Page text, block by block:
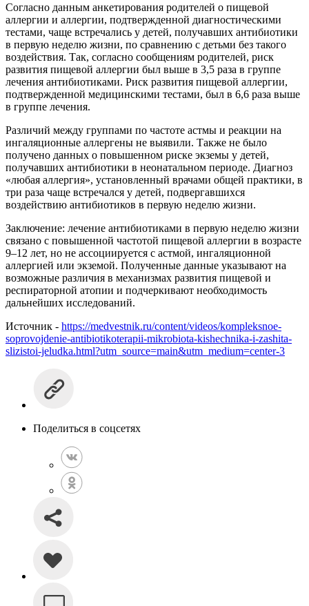
Согласно данным анкетирования родителей о пищевой
аллергии и аллергии, подтвержденной диагностическими
тестами, чаще встречались у детей, получавших антибиотики
в первую неделю жизни, по сравнению с детьми без такого
воздействия. Так, согласно сообщениям родителей, риск
развития пищевой аллергии был выше в 3,5 раза в группе
лечения антибиотиками. Риск развития пищевой аллергии,
подтвержденной медицинскими тестами, был в 6,6 раза выше
в группе лечения.
Различий между группами по частоте астмы и реакции на
ингаляционные аллергены не выявили. Также не было
получено данных о повышенном риске экземы у детей,
получавших антибиотики в неонатальном периоде. Диагноз
«любая аллергия», установленный врачами общей практики, в
три раза чаще встречался у детей, подвергавшихся
воздействию антибиотиков в первую неделю жизни.
Заключение: лечение антибиотиками в первую неделю жизни
связано с повышенной частотой пищевой аллергии в возрасте
9–12 лет, но не ассоциируется с астмой, ингаляционной
аллергией или экземой. Полученные данные указывают на
возможные различия в механизмах развития пищевой и
респираторной атопии и подчеркивают необходимость
дальнейших исследований.
Источник - https://medvestnik.ru/content/videos/kompleksnoe-
soprovojdenie-antibiotikoterapii-mikrobiota-kishechnika-i-zashita-
slizistoi-jeludka.html?utm_source=main&utm_medium=center-3
Поделиться в соцсетях